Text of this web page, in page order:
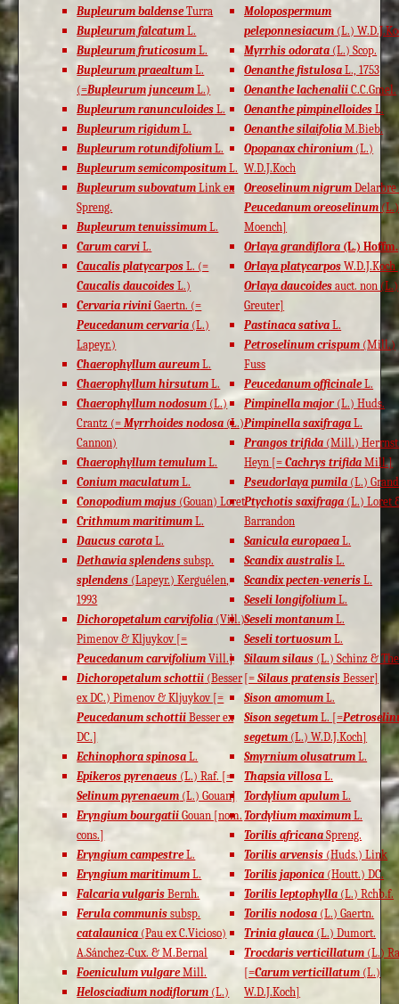
Bupleurum baldenseTurra
Bupleurum falcatum L.
Bupleurum fruticosum L.
Bupleurum praealtum L.
(=Bupleurum junceum L.)
Bupleurum ranunculoides L.
Bupleurum rigidum L.
Bupleurum rotundifolium L.
Bupleurum semicompositum L.
Bupleurum subovatum Link ex
Spreng.
Bupleurum tenuissimum L.
Carum carvi L.
Caucalis platycarpos L. (=
Caucalis daucoides L.)
Cervaria rivini Gaertn. (=
Peucedanum cervaria (L.)
Lapeyr.)
Chaerophyllum aureum L.
Chaerophyllum hirsutum L.
Chaerophyllum nodosum (L.)
Crantz (=Myrrhoides nodosa (L.)
Cannon)
Chaerophyllum temulum L.
Conium maculatum L.
Conopodium majus (Gouan) Loret
Crithmum maritimum L.
Daucus carota L.
Dethawia splendenssubsp.
splendens (Lapeyr.) Kerguélen,
1993
Dichoropetalum carvifolia (Vill.)
Pimenov & Kljuykov [=
Peucedanum carvifolium Vill.]
Dichoropetalum schottii (Besser
ex DC.) Pimenov & Kljuykov [=
Peucedanum schottii Besser ex
DC.]
Echinophora spinosa L.
Epikeros pyrenaeus (L.) Raf. [=
Selinum pyrenaeum (L.) Gouan]
Eryngium bourgatiiGouan [nom.
cons.]
Eryngium campestreL.
Eryngium maritimum L.
Falcaria vulgaris Bernh.
Ferula communissubsp.
catalaunica (Pau ex C.Vicioso)
A.Sánchez-Cux. & M.Bernal
Foeniculum vulgareMill.
Helosciadium nodiflorum (L.)
Molopospermum
peleponnesiacum (L.)
Myrrhis odorata (L.) Scop.
Oenanthe fistulosa L., 1753
Oenanthe lachenalii C.C.Gmel.
Oenanthe pimpinelloides L.
Oenanthe silaifolia M.Bieb.
Opopanax chironium (L.)
W.D.J.Koch
Oreoselinum nigrum
Peucedanum oreoselinum (L.)
Moench]
Orlaya grandiflora (L.) Hoffm.
Orlaya platycarpos
Orlaya daucoides auct. non (L.)
Greuter]
Pastinaca sativa L.
Petroselinum crispum (Mill.)
Fuss
Peucedanum officinaleL.
Pimpinella major(L.) Huds.
Pimpinella saxifraga L.
Prangos trifida (Mill.)
Heyn [=Cachrys trifida Mill.]
Pseudorlaya pumila (L.)
Ptychotis saxifraga (L.) Loret
Barrandon
Sanicula europaea L.
Scandix australis L.
Scandix pecten-veneris L.
Seseli longifolium L.
Seseli montanum L.
Seseli tortuosum L.
Silaum silaus (L.) Schinz &
[=Silaus pratensis Besser]
Sison amomum L.
Sison segetum L. [=
segetum (L.) W.D.J.Koch]
Smyrnium olusatrum L.
Thapsia villosa L.
Tordylium apulum L.
Tordylium maximum L.
Torilis africana Spreng.
Torilis arvensis (Huds.) Link
Torilis japonica (Houtt.) DC.
Torilis leptophylla (L.) Rchb.f.
Torilis nodosa (L.) Gaertn.
Trinia glauca (L.) Dumort.
Trocdaris verticillatum (L.)
[=Carum verticillatum (L.)
W.D.J.Koch]